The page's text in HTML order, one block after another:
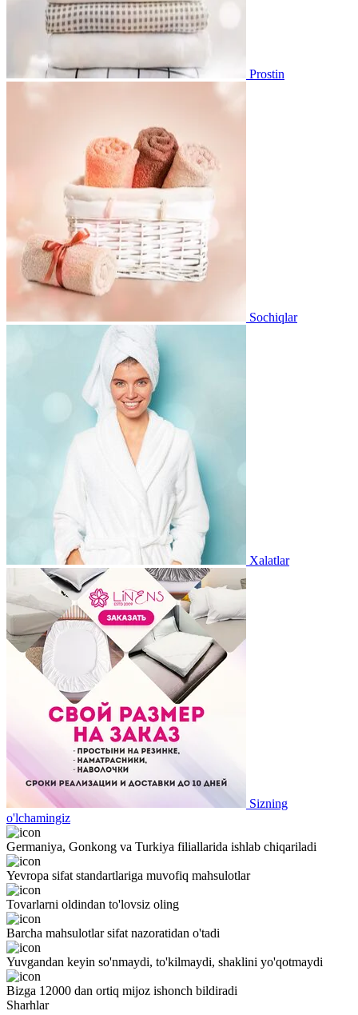
Prostin
Sochiqlar
Xalatlar
Sizning
o'lchamingiz
Germaniya, Gonkong va Turkiya filiallarida ishlab chiqariladi
Yevropa sifat standartlariga muvofiq mahsulotlar
Tovarlarni oldindan to'lovsiz oling
Barcha mahsulotlar sifat nazoratidan o'tadi
Yuvgandan keyin so'nmaydi, to'kilmaydi, shaklini yo'qotmaydi
Bizga 12000 dan ortiq mijoz ishonch bildiradi
Sharhlar